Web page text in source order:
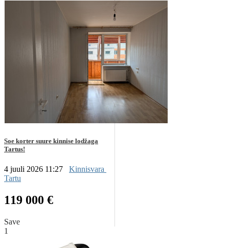
Soe korter suure kinnise lodžaga
Tartus!
4 juuli 2026 11:27
Kinnisvara
Tartu
119 000 €
Save
1